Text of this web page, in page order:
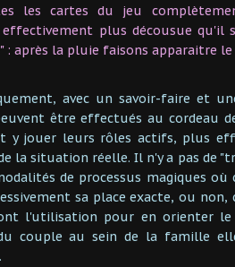
les cartes du jeu
plus décousue qu'il
: après la pluie faisons apparaitre le
avec un savoir-faire et
être effectués au cordeau
y jouer leurs rôles actifs, plus
la situation réelle. Il n'y a pas de
de processus magiques
sa place exacte, ou
l'utilisation pour en orienter
couple au sein de la famille